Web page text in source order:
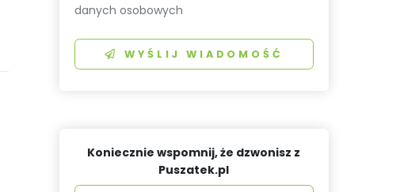
danych osobowych
WYŚLIJ WIADOMOŚĆ
Koniecznie wspomnij, że dzwonisz z
Puszatek.pl